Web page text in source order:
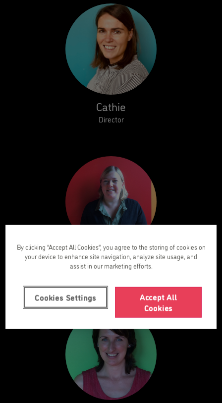
Cathie
Director
Karen
Coordinator
By clicking “Accept All Cookies”, you agree to the storing of cookies on
your device to enhance site navigation, analyze site usage, and
assist in our marketing efforts.
Accept All
Cookies
Cookies Settings